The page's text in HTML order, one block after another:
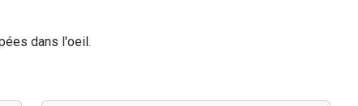
dans l'oeil.